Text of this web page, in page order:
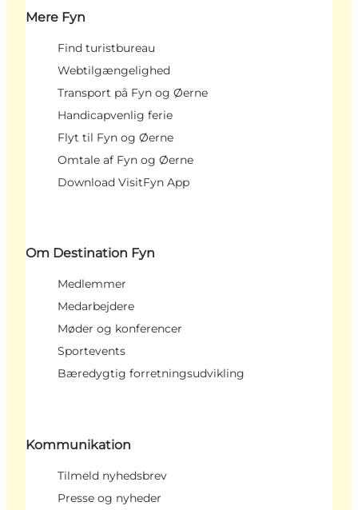
Mere Fyn
Find turistbureau
Webtilgængelighed
Transport på Fyn og Øerne
Handicapvenlig ferie
Flyt til Fyn og Øerne
Omtale af Fyn og Øerne
Download VisitFyn App
Om Destination Fyn
Medlemmer
Medarbejdere
Møder og konferencer
Sportevents
Bæredygtig forretningsudvikling
Kommunikation
Tilmeld nyhedsbrev
Presse og nyheder